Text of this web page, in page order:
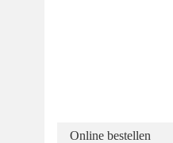
Online bestellen